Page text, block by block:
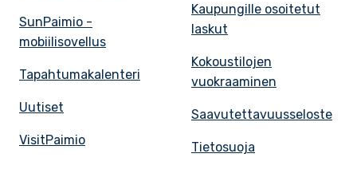
SunPaimio -
mobiilisovellus
Tapahtumakalenteri
Uutiset
VisitPaimio
Kaupungille osoitetut
laskut
Kokoustilojen
vuokraaminen
Saavutettavuusseloste
Tietosuoja